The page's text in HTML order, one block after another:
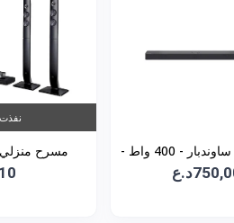
سستم صوت ساوندبار - 400 واط -
SC9S